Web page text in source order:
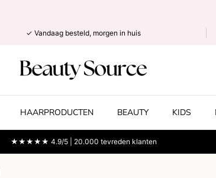
✓ Vandaag besteld, morgen in huis
HAARPRODUCTEN BEAUTY KIDS
★★★★★ 4.9/5 | 20.000 tevreden klanten